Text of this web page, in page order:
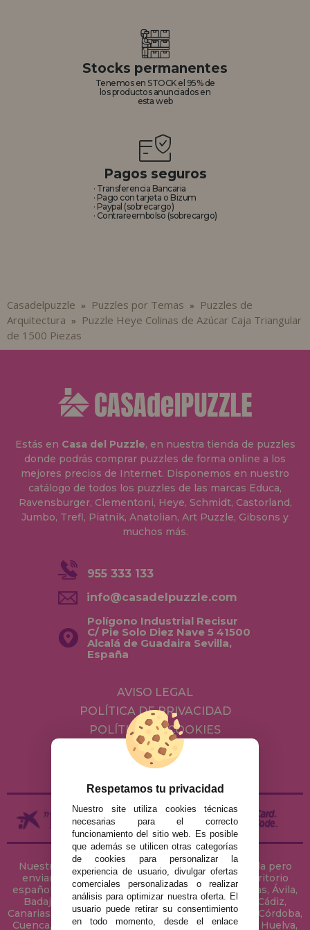
Stocks permanentes
Tenemos en STOCK el 95% de
los productos anunciados en
esta web
Pagos seguros
· Transferencia Bancaria
· Pago con tarjeta o Bizum
· Paypal (sobrecargo)
· Contrareembolso (sobrecargo)
Casadelpuzzle » Puzzles por Temas »
Puzzles de
Arquitectura »
Puzzle Heye Colinas de Azúcar Caja Triangular
de 1500 Piezas
Estás en Casa del Puzzle, en nuestra tienda de puzzles
donde podrás comprar puzzles de forma online a los
mejores precios de Internet. Disponemos en nuestro
catálogo de todos los puzzles de las marcas Educa,
Ravensburger, Clementoni, Heye, Schmidt, Castorland,
Jumbo, Trefl, Piatnik, Anatolian, Art Puzzle, Gibsons y
muchos más.
955 333 133
info@casadelpuzzle.com
Polígono Industrial Recisur
C/ Pie Solo Diez Nave 5 41500
Alcalá de Guadaira Sevilla,
España
AVISO LEGAL
POLÍTICA DE PRIVACIDAD
POLÍTICA DE COOKIES
ENVÍOS Y DEVOLUCIONES
DEVOLUCIONES / DESISTIMIENTO
Nuestra tienda de puzzles está ubicada en Sevilla pero
enviamos tus puzzles a cualquier ciudad del territorio
español: Álava, Albacete, Alicante, Almería, Asturias, Ávila,
Badajoz, Baleares, Barcelona, Burgos, Cáceres, Cádiz,
Canarias, Cantabria, Castellón, Ceuta, Ciudad Real, Córdoba,
Cuenca, Gerona, Granada, Guadalajara, Guipúzcoa, Huelva,
Respetamos tu privacidad
Nuestro site utiliza cookies técnicas
necesarias para el correcto
funcionamiento del sitio web. Es posible
que además se utilicen otras categorías
de cookies para personalizar la
experiencia de usuario, divulgar ofertas
comerciales personalizadas o realizar
análisis para optimizar nuestra oferta. El
usuario puede retirar su consentimiento
en todo momento, desde el enlace